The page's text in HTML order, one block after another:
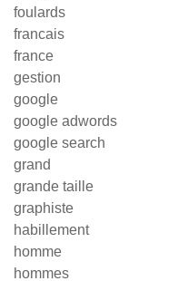
foulards
francais
france
gestion
google
google adwords
google search
grand
grande taille
graphiste
habillement
homme
hommes